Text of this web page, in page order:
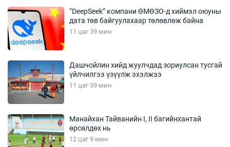
“DeepSeek” компани ӨМӨЗО-д хиймэл оюуны
дата төв байгуулахаар төлөвлөж байна
11 цаг 39 мин
Дашчойлин хийд жуулчдад зориулсан тусгай
үйлчилгээ үзүүлж эхэлжээ
11 цаг 39 мин
Манайхан Тайванийн I, II багийнхантай
өрсөлдөх нь
12 цаг 9 мин